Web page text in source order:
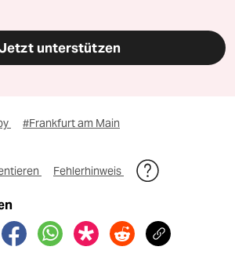
unterstützen
#Frankfurt am Main
Fehlerhinweis